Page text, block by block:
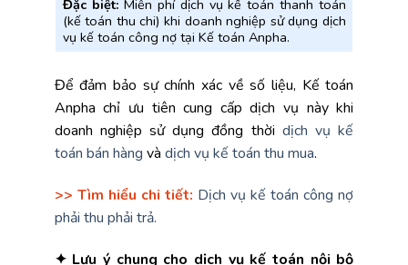
Đặc biệt:Miễn phí dịch vụ kế toán thanh toán
(kế toán thu chi) khi doanh nghiệp sử dụng dịch
vụ kế toán công nợ tại Kế toán Anpha.
Để đảm bảo sự chính xác về số liệu, Kế toán
Anpha chỉ ưu tiên cung cấp dịch vụ này khi
doanh nghiệp sử dụng đồng thời dịch vụ kế
toán bán hàng và dịch vụ kế toán thu mua.
>> Tìm hiểu chi tiết: Dịch vụ kế toán công nợ
phải thu phải trả.
✦ Lưu ý chung cho dịch vụ kế toán nội bộ